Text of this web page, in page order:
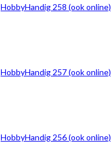
HobbyHandig 258 (ook online)
HobbyHandig 257 (ook online)
HobbyHandig 256 (ook online)